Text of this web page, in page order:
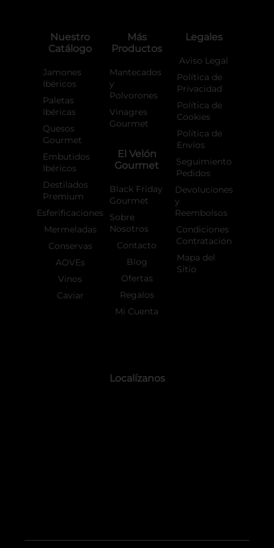
-
a
m
Nuestro
Catálogo
Jamones
Ibéricos
Paletas
Ibéricas
Quesos
Gourmet
Embutidos
Ibéricos
Destilados
Premium
Esferificaciones
Mermeladas
Conservas
AOVEs
Vinos
Caviar
Más
Productos
Mantecados
y
Polvorones
Vinagres
Gourmet
El Velón
Gourmet
Black Friday
Gourmet
Sobre
Nosotros
Contacto
Blog
Ofertas
Regalos
Mi Cuenta
Legales
Aviso Legal
Política de
Privacidad
Política de
Cookies
Política de
Envíos
Seguimiento
Pedidos
Devoluciones
y
Reembolsos
Condiciones
Contratación
Mapa del
Sitio
Localízanos